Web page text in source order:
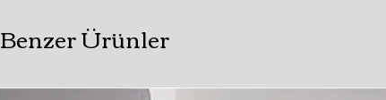
Benzer Ürünler